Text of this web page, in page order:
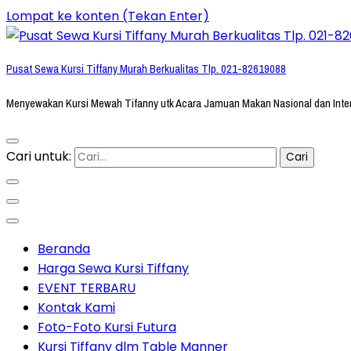
Lompat ke konten (Tekan Enter)
Pusat Sewa Kursi Tiffany Murah Berkualitas Tlp. 021-82619088
Menyewakan Kursi Mewah Tifanny utk Acara Jamuan Makan Nasional dan
Cari untuk:
Beranda
Harga Sewa Kursi Tiffany
EVENT TERBARU
Kontak Kami
Foto-Foto Kursi Futura
Kursi Tiffany dlm Table Manner